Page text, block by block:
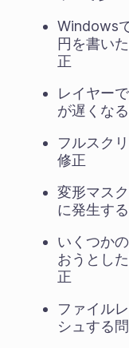
Windows
円を書い
正
レイヤー
が遅くな
フルスク
修正
変形マス
に発生す
いくつか
おうとし
正
ファイル
シュする